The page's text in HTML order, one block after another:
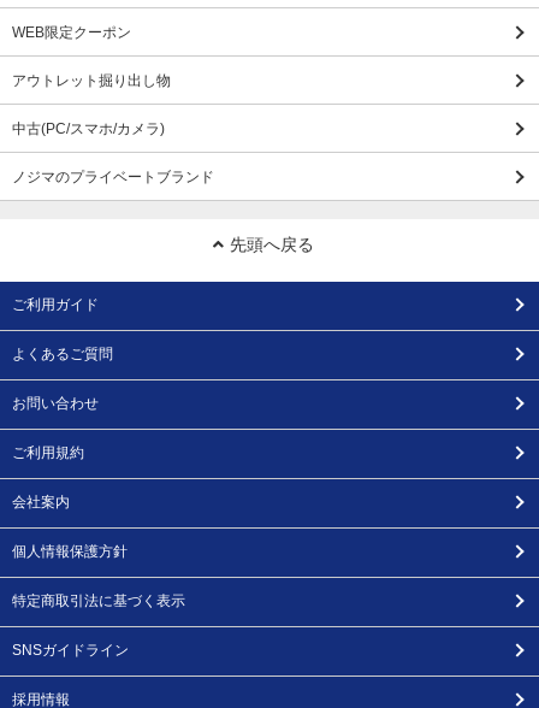
WEB限定クーポン
アウトレット掘り出し物
中古(PC/スマホ/カメラ)
ノジマのプライベートブランド
先頭へ戻る
ご利用ガイド
よくあるご質問
お問い合わせ
ご利用規約
会社案内
個人情報保護方針
特定商取引法に基づく表示
SNSガイドライン
採用情報